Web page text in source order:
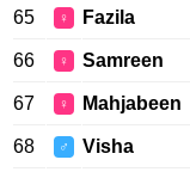
65 ♀ Fazila
66 ♀ Samreen
67 ♀ Mahjabeen
68 ♂ Visha